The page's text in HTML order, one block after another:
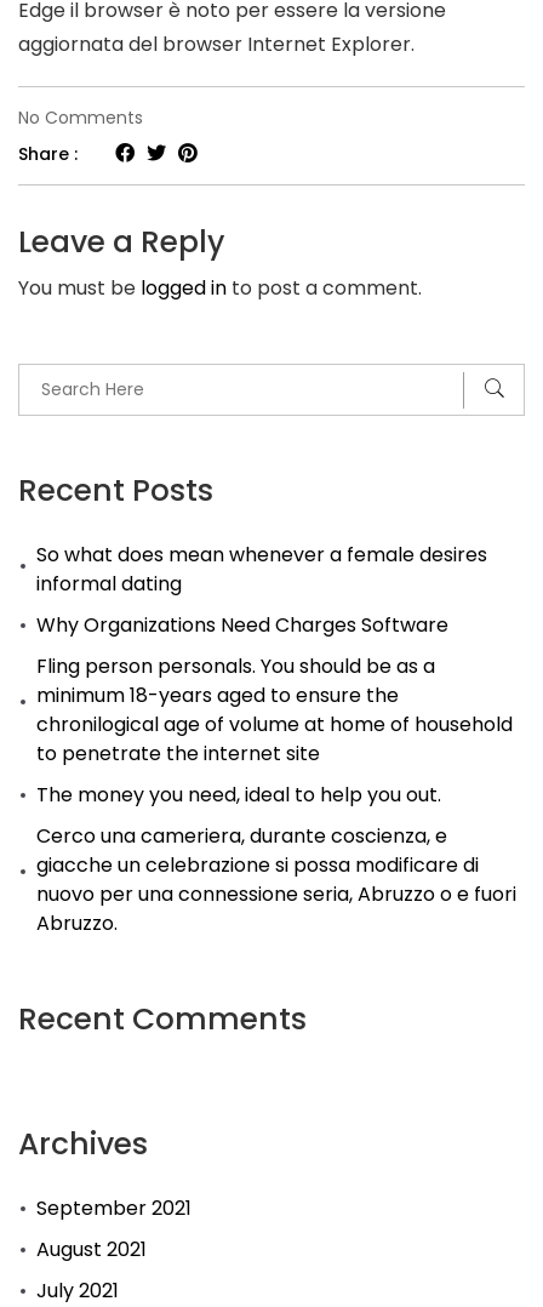
Recent Posts
So what does mean whenever a female desires
informal dating
Why Organizations Need Charges Software
Fling person personals. You should be as a
minimum 18-years aged to ensure the
chronilogical age of volume at home of household
to penetrate the internet site
The money you need, ideal to help you out.
Cerco una cameriera, durante coscienza, e
giacche un celebrazione si possa modificare di
nuovo per una connessione seria, Abruzzo o e fuori
Abruzzo.
Recent Comments
Archives
September 2021
August 2021
July 2021
Edge il browser è noto per essere la versione
aggiornata del browser Internet Explorer.
No Comments
Scarica
Driver
Laptops
Share :
Leave a Reply
You must be logged in to post a comment.